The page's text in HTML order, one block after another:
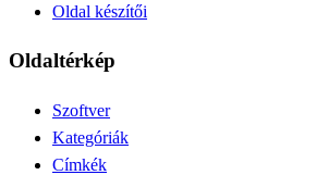
Oldal készítői
Oldaltérkép
Szoftver
Kategóriák
Címkék